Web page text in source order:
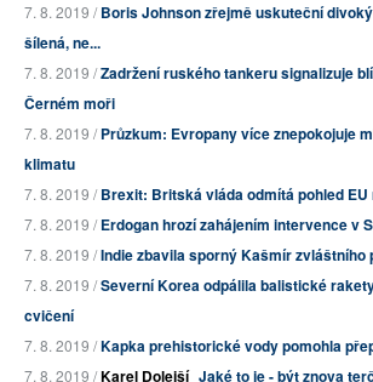
7. 8. 2019 /Boris Johnson zřejmě uskuteční
šílená, ne...
7. 8. 2019 /Zadržení ruského tankeru signalizuje
Černém moři
7. 8. 2019 /Průzkum: Evropany více znepokojuje
klimatu
7. 8. 2019 /Brexit: Britská vláda odmítá pohled
7. 8. 2019 /Erdogan hrozí zahájením intervence v
7. 8. 2019 /Indie zbavila sporný Kašmír zvláštního
7. 8. 2019 /Severní Korea odpálila balistické
cvičení
7. 8. 2019 /Kapka prehistorické vody pomohla
7. 8. 2019 /Karel Dolejší Jaké to je - být znova